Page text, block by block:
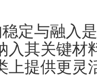
定与融入
入其关键材
上提供更灵